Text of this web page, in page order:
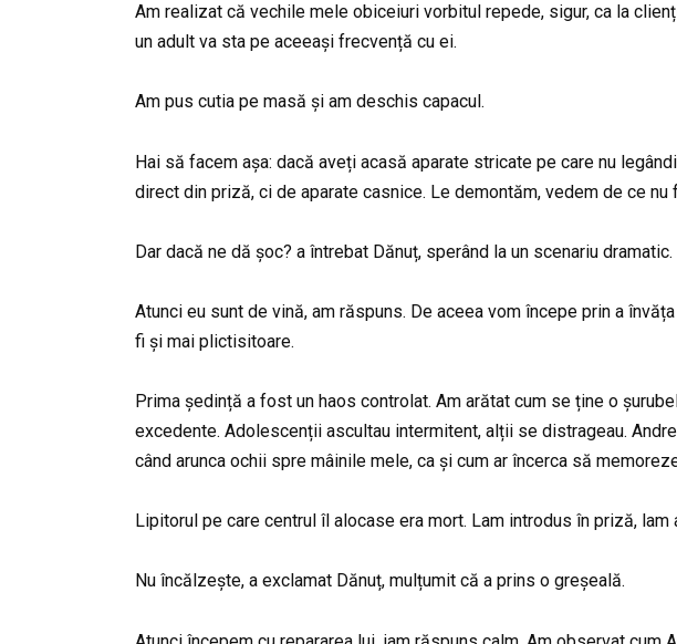
Am realizat că vechile mele obiceiuri vorbitul repede, sigur, ca la
un adult va sta pe aceeași frecvență cu ei.
Am pus cutia pe masă și am deschis capacul.
Hai să facem așa: dacă aveți acasă aparate stricate pe care nu
direct din priză, ci de aparate casnice. Le demontăm, vedem de ce
Dar dacă ne dă șoc? a întrebat Dănuț, sperând la un scenariu dramatic.
Atunci eu sunt de vină, am răspuns. De aceea vom începe prin a
fi și mai plictisitoare.
Prima ședință a fost un haos controlat. Am arătat cum se ține o
excedente. Adolescenții ascultau intermitent, alții se distrageau.
când arunca ochii spre mâinile mele, ca și cum ar încerca să
Lipitorul pe care centrul îl alocase era mort. Lam introdus în priză, lam
Nu încălzește, a exclamat Dănuț, mulțumit că a prins o greșeală.